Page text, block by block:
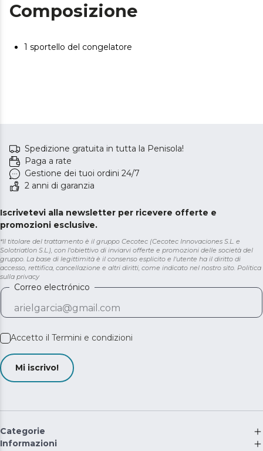
Composizione
1 sportello del congelatore
Spedizione gratuita in tutta la Penisola!
Paga a rate
Gestione dei tuoi ordini 24/7
2 anni di garanzia
Iscrivetevi alla newsletter per ricevere offerte e
promozioni esclusive.
*Il titolare del trattamento è il gruppo Cecotec (Cecotec Innovaciones S.L. e
Solotriatlon S.L.), con l'obiettivo di inviarvi offerte e promozioni delle società del
gruppo. La base di legittimità è il consenso esplicito e l'utente ha il diritto di
accesso, rettifica, cancellazione e altri diritti, come indicato nel nostro sito. Politica
sulla privacy
Correo electrónico
Accetto il Termini e condizioni
Mi iscrivo!
Categorie
Informazioni